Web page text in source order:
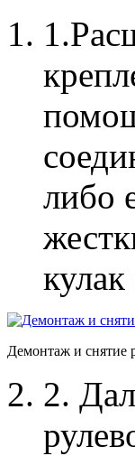
либо
Демонтаж и снятие
2.